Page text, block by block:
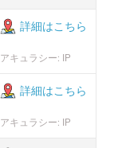
詳細はこちら
アキュラシー: IP
詳細はこちら
アキュラシー: IP